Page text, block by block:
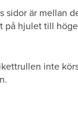
sidor är mellan
på hjulet till
inte